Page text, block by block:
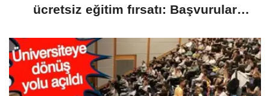
ücretsiz eğitim fırsatı: Başvurular